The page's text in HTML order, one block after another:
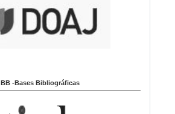
BB -Bases Bibliográficas